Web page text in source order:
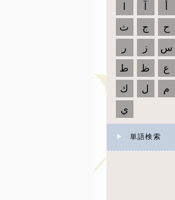
ث
ج ح
ر
ز س
ط
ظ ع
ك
ل م
ي
単語検索